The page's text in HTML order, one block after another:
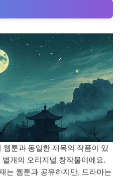
웹툰과 동일한 제목의 작품이 있
개의 오리지널 창작물이에요.
는 웹툰과 공유하지만, 드라마는